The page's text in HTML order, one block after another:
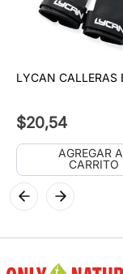
LYCAN CALLERAS
$20,54
AGREGAR
CARRITO